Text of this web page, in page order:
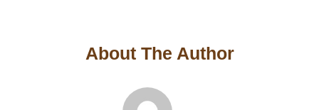
About The Author